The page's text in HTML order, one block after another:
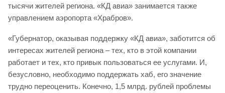
тысячи жителей региона. «КД авиа» занимается также
управлением аэропорта «Храбров».
«Губернатор, оказывая поддержку «КД авиа», заботится об
интересах жителей региона – тех, кто в этой компании
работает и тех, кто привык пользоваться ее услугами. И,
безусловно, необходимо поддержать хаб, его значение
трудно переоценить. Конечно, 1,5 млрд. рублей проблемы